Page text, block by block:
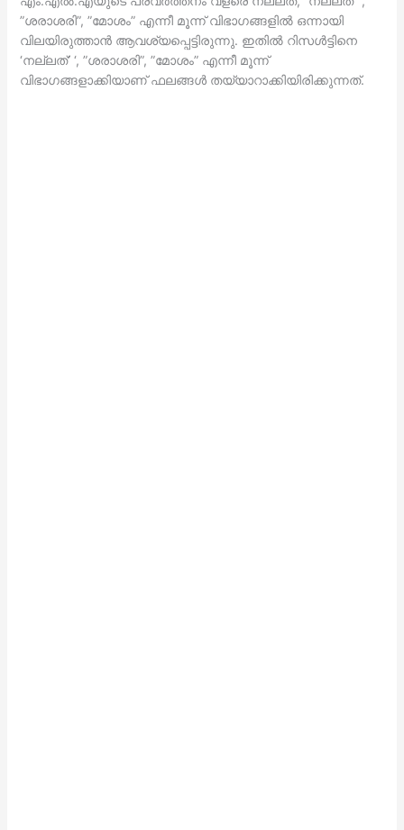
”ശരാശരി”, ”മോശം” എന്നീ മൂന്ന് വിഭാഗങ്ങളില്‍ ഒന്നായി
വിലയിരുത്താന്‍ ആവശ്യപ്പെട്ടിരുന്നു. ഇതില്‍ റിസള്‍ട്ടിനെ
‘നല്ലത്’ ‘, ”ശരാശരി”, ”മോശം” എന്നീ മൂന്ന്
വിഭാഗങ്ങളാക്കിയാണ് ഫലങ്ങള്‍ തയ്യാറാക്കിയിരിക്കുന്നത്.